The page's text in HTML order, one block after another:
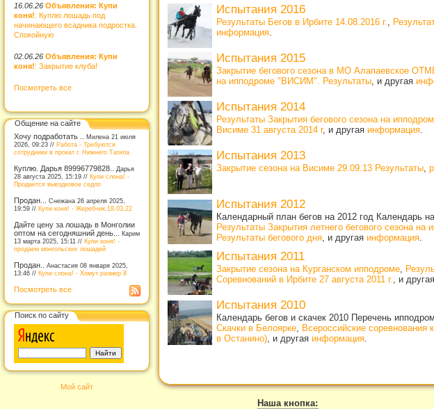
16.06.26 Объявления: Купи
коня!: Куплю лошадь под
начинающего всадника подростка.
Спокойную
02.06.26 Объявления: Купи
коня!: Закрытие клуба!
Посмотреть все
Общение на сайте
Хочу подработать .. Милена 21 июля
2026, 09:23 // Работа - Требуются
сотрудники в прокат г. Нижнего Тагила
Куплю. Дарья 89996779828..
Дарья
28 августа 2025, 15:19 // Купи слона! -
Продается выездковое седло
Продан... Снежана 26 апреля 2025,
19:59 // Купи коня! - Жеребчик.18.03.22
Дайте цену за лошадь в Монголии
оптом на сегодняшний день... Карим
13 марта 2025, 15:11 // Купи коня! -
продаем монгольских лошадей
Продан.. Анастасия 08 января 2025,
13:46 // Купи слона! - Хомут размер 8
Посмотреть все
Поиск по сайту
Мой сайт
Испытания 2016
Результаты Бегов в Ирбите 14.08.2016 г.,
информация.
Испытания 2015
Закрытие бегового сезона в МО Алапаевское
на ипподроме "ВИСИМ". Результаты, и другая
Испытания 2014
Результаты Закрытия бегового сезона на
Висиме 31 августа 2014 г, и другая информация.
Испытания 2013
Закрытие сезона на Висиме 29.09.13 Результаты,
Испытания 2012
Календарный план бегов на 2012 год Календарь
Результаты Закрытия летнего бегового сезона
Результаты бегового дня, и другая информация.
Испытания 2011
Закрытие сезона на Курганском ипподроме,
Соревнований в Ирбите 27 августа 2011 г., и другая
Испытания 2010
Календарь бегов и скачек 2010 Перечень
Скачки в Белоярке, Всероссийские соревнования
в Останино), и другая информация.
Наша кнопка: